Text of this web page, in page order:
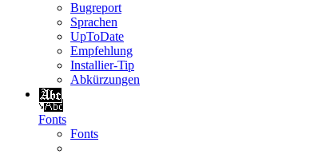
Bugreport
Sprachen
UpToDate
Empfehlung
Installier-Tip
Abkürzungen
Fonts
Fonts